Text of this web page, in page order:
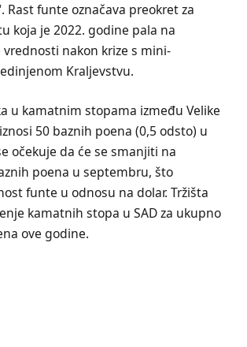
Rast funte označava preokret za
koja je 2022. godine pala na
nakon krize s mini-
Kraljevstvu.
u kamatnim stopama između Velike
50 baznih poena (0,5 odsto) u
očekuje da će se smanjiti na
poena u septembru, što
funte u odnosu na dolar. Tržišta
kamatnih stopa u SAD za ukupno
ove godine.